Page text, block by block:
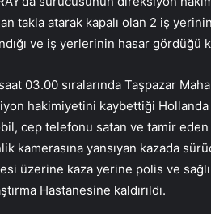
takla atarak kapalı olan 2 iş
ve iş yerlerinin hasar gördüğü
03.00 sıralarında Taşpazar
hakimiyetini kaybettiği Hollanda
cep telefonu satan ve tamir
kamerasına yansıyan kazada
üzerine kaza yerine polis ve
Hastanesine kaldırıldı.